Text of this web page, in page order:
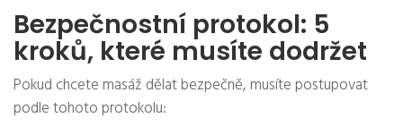
Bezpečnostní protokol: 5
kroků, které musíte dodržet
Pokud chcete masáž dělat bezpečně, musíte postupovat
podle tohoto protokolu: